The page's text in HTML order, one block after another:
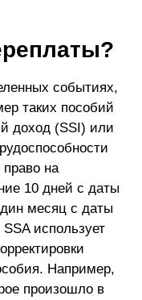
событиях,
таких пособий
доход (SSI) или
на
10 дней с даты
месяц с даты
использует
Например,
произошло в